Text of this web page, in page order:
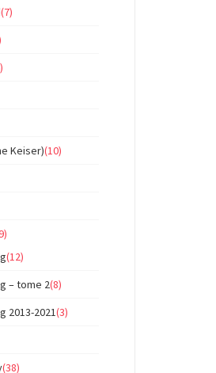
(7)
Keiser)(10)
(12)
– tome 2(8)
2013-2021(3)
(38)